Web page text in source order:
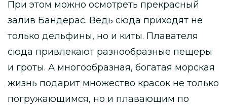
При этом можно осмотреть прекрасный
залив Бандерас. Ведь сюда приходят не
только дельфины, но и киты. Плавателя
сюда привлекают разнообразные пещеры
и гроты. А многообразная, богатая морская
жизнь подарит множество красок не только
погружающимся, но и плавающим по